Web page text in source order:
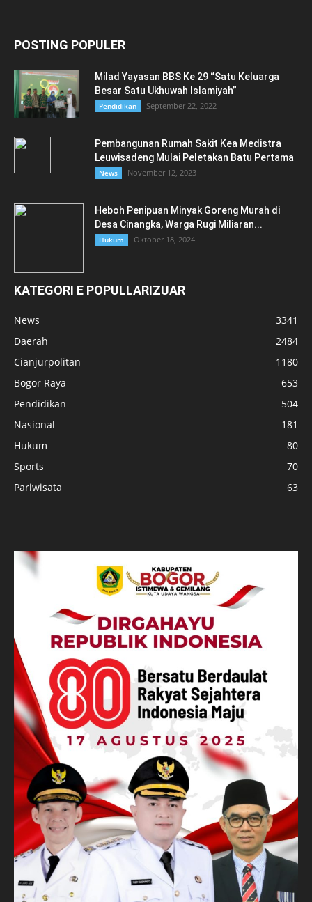
POSTING POPULER
Milad Yayasan BBS Ke 29 “Satu Keluarga
Besar Satu Ukhuwah Islamiyah”
Pendidikan September 22, 2022
Pembangunan Rumah Sakit Kea Medistra
Leuwisadeng Mulai Peletakan Batu Pertama
News November 12, 2023
Heboh Penipuan Minyak Goreng Murah di
Desa Cinangka, Warga Rugi Miliaran...
Hukum Oktober 18, 2024
KATEGORI E POPULLARIZUAR
News
3341
Daerah
2484
Cianjurpolitan
1180
Bogor Raya
653
Pendidikan
504
Nasional
181
Hukum
80
Sports
70
Pariwisata
63